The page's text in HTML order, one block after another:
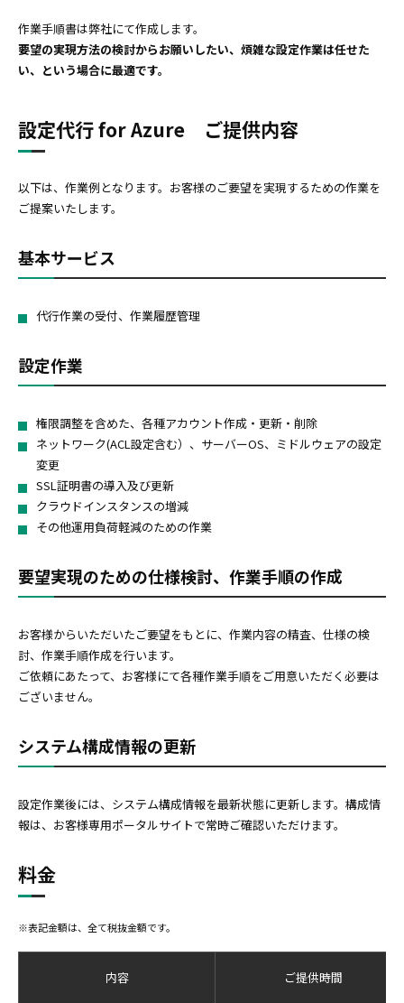
作業手順書は弊社にて作成します。
要望の実現方法の検討からお願いしたい、煩雑な設定作業は任せた
い、という場合に最適です。
設定代行 for Azure ご提供内容
以下は、作業例となります。お客様のご要望を実現するための作業を
ご提案いたします。
基本サービス
代行作業の受付、作業履歴管理
設定作業
権限調整を含めた、各種アカウント作成・更新・削除
ネットワーク(ACL設定含む）、サーバーOS、ミドルウェアの設定
変更
SSL証明書の導入及び更新
クラウドインスタンスの増減
その他運用負荷軽減のための作業
要望実現のための仕様検討、作業手順の作成
お客様からいただいたご要望をもとに、作業内容の精査、仕様の検
討、作業手順作成を行います。
ご依頼にあたって、お客様にて各種作業手順をご用意いただく必要は
ございません。
システム構成情報の更新
設定作業後には、システム構成情報を最新状態に更新します。構成情
報は、お客様専用ポータルサイトで常時ご確認いただけます。
料金
※表記金額は、全て税抜金額です。
内容 ご提供時間